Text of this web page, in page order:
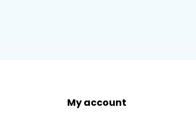
My account